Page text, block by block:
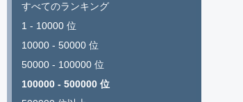
すべてのランキング
1 - 10000 位
10000 - 50000 位
50000 - 100000 位
100000 - 500000 位